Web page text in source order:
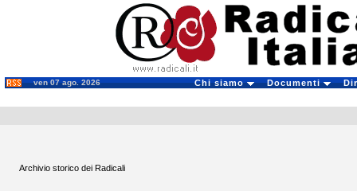
ven 07 ago. 2026 Chi siamo Documenti
Archivio storico dei Radicali